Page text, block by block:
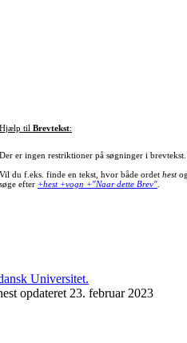
Hjælp til Brevtekst:
Der er ingen restriktioner på søgninger i
Vil du f.eks. finde en tekst, hvor både ordet hestog
søge efter +hest +vogn +"Naar dette Brev".
opdateret 23. februar 2023